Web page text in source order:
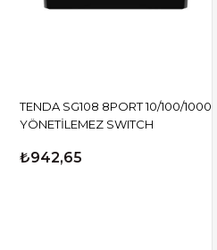
TENDA SG108 8PORT 10/100/1000
YÖNETİLEMEZ SWITCH
₺942,65